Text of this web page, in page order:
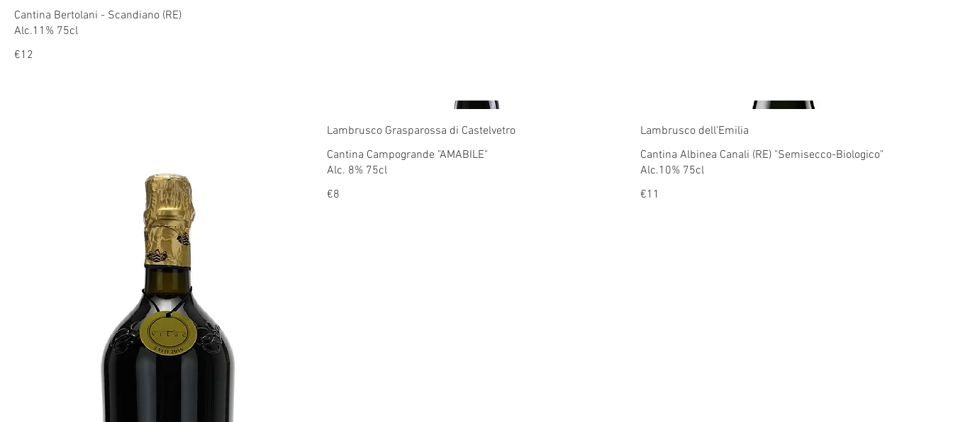
Cantina Bertolani - Scandiano (RE)
€12
Lambrusco Grasparossa di Castelvetro
Cantina Campogrande "AMABILE"
Alc. 8% 75cl
€8
Lambrusco dell'Emilia
Cantina Albinea Canali (RE) "Semisecco-Biologico"
Alc.10% 75cl
€11